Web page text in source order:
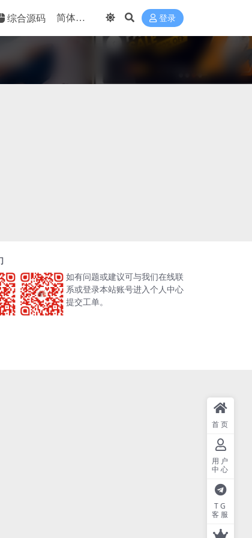
综合源码 登录
如有问题或建议可与我们在线联
系或登录本站账号进入个人中心
提交工单。
首页
用户
中心
TG
客服